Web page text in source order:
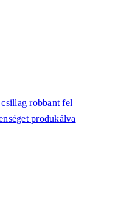
csillag robbant fel
produkálva